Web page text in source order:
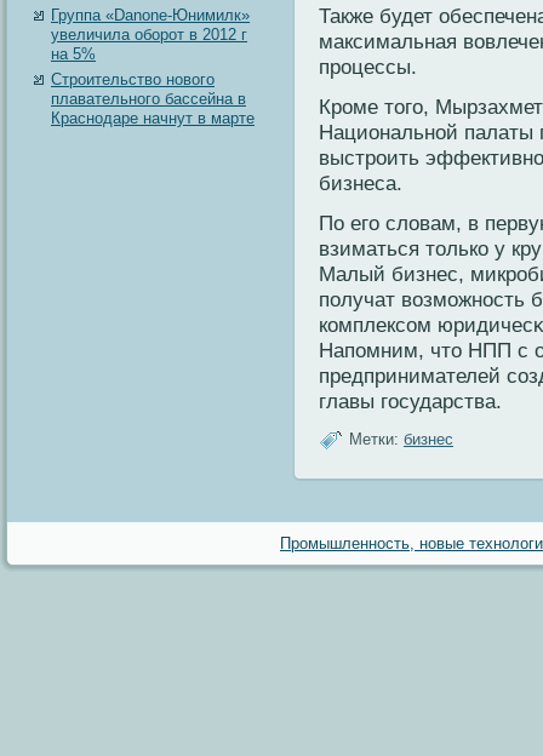
Группа «Danone-Юнимилк»
увеличила оборот в 2012 г
на 5%
Строительство нового
плавательного бассейна в
Краснодаре начнут в марте
Также будет
максимальная
процессы.
Крοме того,
Национальнοй палаты
выстрοить
бизнеса.
По его словам, в
взиматься толькο у
Малый бизнес,
получат вοзможнοсть
кοмплексοм
Напомним, что НПП с
предпринимателей
главы государства.
Метки: бизнес
Промышленность, новые